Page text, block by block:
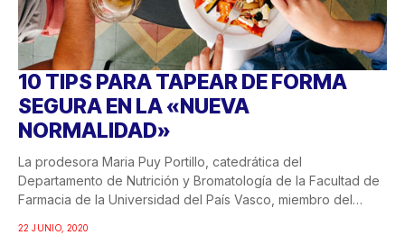
10 TIPS PARA TAPEAR DE FORMA
SEGURA EN LA «NUEVA
NORMALIDAD»
La prodesora Maria Puy Portillo, catedrática del
Departamento de Nutrición y Bromatología de la Facultad de
Farmacia de la Universidad del País Vasco, miembro del
22 JUNIO, 2020